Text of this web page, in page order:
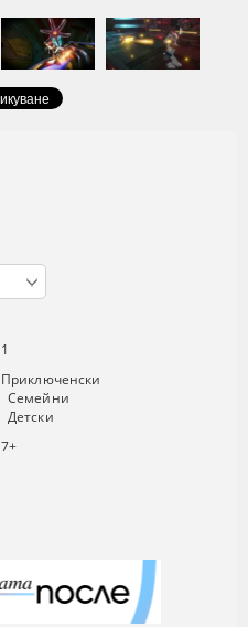
1
Приключенски
Семейни
Детски
7+